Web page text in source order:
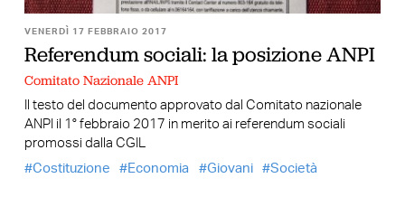
VENERDÌ 17 FEBBRAIO 2017
Referendum sociali: la posizione ANPI
Comitato Nazionale ANPI
Il testo del documento approvato dal Comitato nazionale
ANPI il 1° febbraio 2017 in merito ai referendum sociali
promossi dalla CGIL
Costituzione
Economia Giovani Società